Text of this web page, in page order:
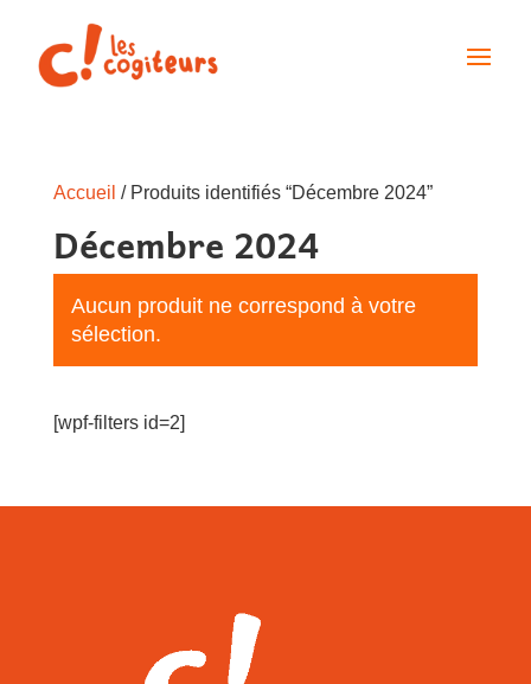
Accueil / Produits identifiés “Décembre 2024”
Décembre 2024
Aucun produit ne correspond à votre
sélection.
[wpf-filters id=2]